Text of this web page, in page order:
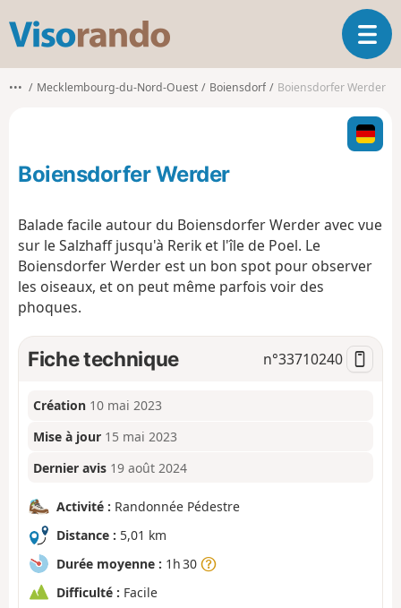
s
o
o
O
u
i
r
l
v
g
o
••• Mecklembourg-du-Nord-Ouest Boiensdorf Boiensdorfer Werder
Boiensdorfer Werder
Balade facile autour du Boiensdorfer Werder avec vue
sur le Salzhaff jusqu'à Rerik et l'île de Poel. Le
Boiensdorfer Werder est un bon spot pour observer
les oiseaux, et on peut même parfois voir des
phoques.
Fiche technique n°33710240
Création 10 mai 2023
Mise à jour 15 mai 2023
Dernier avis 19 août 2024
Activité : Randonnée Pédestre
Distance : 5,01 km
Durée moyenne : 1h 30
Difficulté : Facile